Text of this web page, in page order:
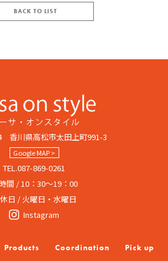
BACK TO LIST
香川県高松市太田上町991-3
Google MAP >
TEL.087-869-0261
間 / 10：30～19：00
日 / 火曜日・水曜日
Instagram
Products Coordination Pick up